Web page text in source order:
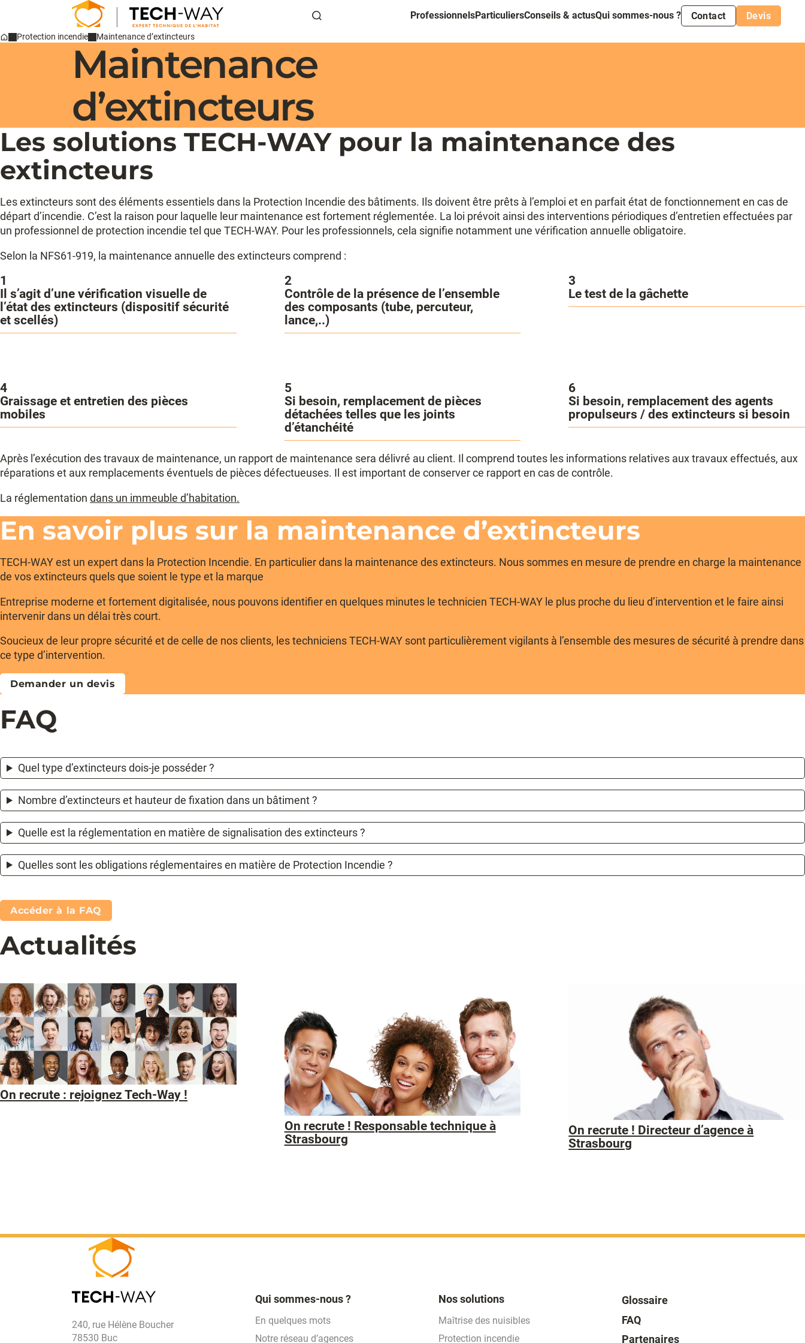
ProfessionnelsParticuliersConseils & actusQui sommes-nous ? Contact Devis
Protection incendie Maintenance d’extincteurs
Maintenance
d’extincteurs
Les solutions TECH-WAY pour la maintenance des
extincteurs
Les extincteurs sont des éléments essentiels dans la Protection Incendie des bâtiments. Ils doivent être prêts à l’emploi et en parfait état de fonctionnement en cas de
départ d’incendie. C’est la raison pour laquelle leur maintenance est fortement réglementée. La loi prévoit ainsi des interventions périodiques d’entretien effectuées par
un professionnel de protection incendie tel que TECH-WAY. Pour les professionnels, cela signifie notamment une vérification annuelle obligatoire.
Selon la NFS61-919, la maintenance annuelle des extincteurs comprend :
1
Il s’agit d’une vérification visuelle de
l’état des extincteurs (dispositif sécurité
et scellés)
2
Contrôle de la présence de l’ensemble
des composants (tube, percuteur,
lance,..)
3
Le test de la gâchette
4
Graissage et entretien des pièces
mobiles
5
Si besoin, remplacement de pièces
détachées telles que les joints
d’étanchéité
6
Si besoin, remplacement des agents
propulseurs / des extincteurs si besoin
Après l’exécution des travaux de maintenance, un rapport de maintenance sera délivré au client. Il comprend toutes les informations relatives aux travaux effectués, aux
réparations et aux remplacements éventuels de pièces défectueuses. Il est important de conserver ce rapport en cas de contrôle.
La réglementation dans un immeuble d’habitation.
En savoir plus sur la maintenance d’extincteurs
TECH-WAY est un expert dans la Protection Incendie. En particulier dans la maintenance des extincteurs. Nous sommes en mesure de prendre en charge la maintenance
de vos extincteurs quels que soient le type et la marque
Entreprise moderne et fortement digitalisée, nous pouvons identifier en quelques minutes le technicien TECH-WAY le plus proche du lieu d’intervention et le faire ainsi
intervenir dans un délai très court.
Soucieux de leur propre sécurité et de celle de nos clients, les techniciens TECH-WAY sont particulièrement vigilants à l’ensemble des mesures de sécurité à prendre dans
ce type d’intervention.
Demander un devis
FAQ
Quel type d’extincteurs dois-je posséder ?
Nombre d’extincteurs et hauteur de fixation dans un bâtiment ?
Quelle est la réglementation en matière de signalisation des extincteurs ?
Quelles sont les obligations réglementaires en matière de Protection Incendie ?
Accéder à la FAQ
Actualités
On recrute : rejoignez Tech-Way !
On recrute ! Responsable technique à
Strasbourg
On recrute ! Directeur d’agence à
Strasbourg
240, rue Hélène Boucher
78530 Buc
Qui sommes-nous ?
En quelques mots
Notre réseau d’agences
Nos solutions
Maîtrise des nuisibles
Protection incendie
Glossaire
FAQ
Partenaires